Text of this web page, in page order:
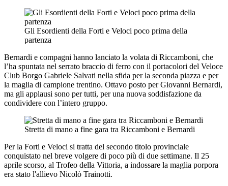
Gli Esordienti della Forti e Veloci poco prima della
partenza
Bernardi e compagni hanno lanciato la volata di Riccamboni, che
l’ha spuntata nel serrato braccio di ferro con il portacolori del Veloce
Club Borgo Gabriele Salvati nella sfida per la seconda piazza e per
la maglia di campione trentino. Ottavo posto per Giovanni Bernardi,
ma gli applausi sono per tutti, per una nuova soddisfazione da
condividere con l’intero gruppo.
Stretta di mano a fine gara tra Riccamboni e Bernardi
Per la Forti e Veloci si tratta del secondo titolo provinciale
conquistato nel breve volgere di poco più di due settimane. Il 25
aprile scorso, al Trofeo della Vittoria, a indossare la maglia porpora
era stato l'allievo Nicolò Trainotti.